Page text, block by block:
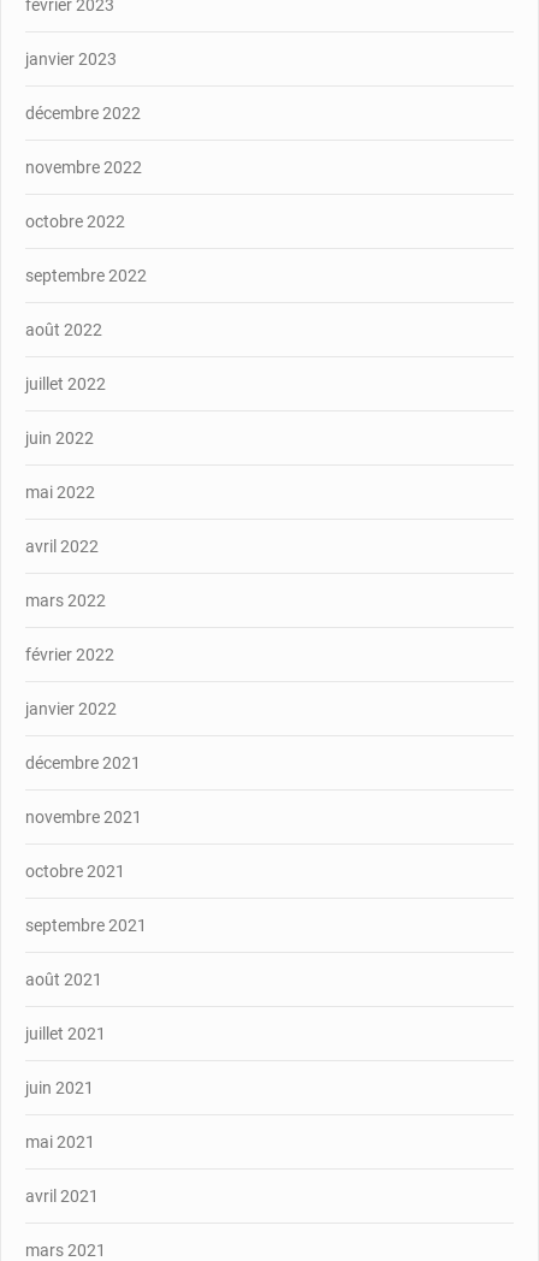
février 2023
janvier 2023
décembre 2022
novembre 2022
octobre 2022
septembre 2022
août 2022
juillet 2022
juin 2022
mai 2022
avril 2022
mars 2022
février 2022
janvier 2022
décembre 2021
novembre 2021
octobre 2021
septembre 2021
août 2021
juillet 2021
juin 2021
mai 2021
avril 2021
mars 2021